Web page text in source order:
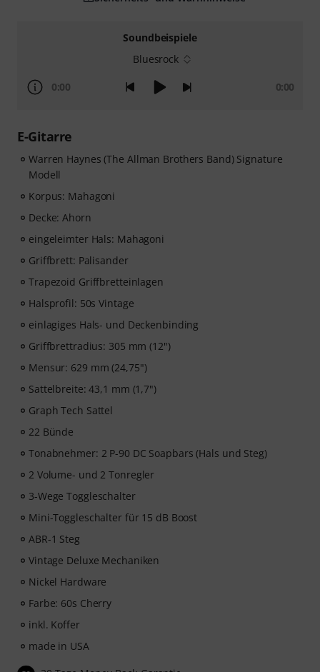
Soundbeispiele
Bluesrock
0:00 0:00
E-Gitarre
Warren Haynes (The Allman Brothers Band) Signature
Modell
Korpus: Mahagoni
Decke: Ahorn
eingeleimter Hals: Mahagoni
Griffbrett: Palisander
Trapezoid Griffbretteinlagen
Halsprofil: 50s Vintage
einlagiges Hals- und Deckenbinding
Griffbrettradius: 305 mm (12")
Mensur: 629 mm (24,75")
Sattelbreite: 43,1 mm (1,7")
Graph Tech Sattel
22 Bünde
Tonabnehmer: 2 P-90 DC Soapbars (Hals und Steg)
2 Volume- und 2 Tonregler
3-Wege Toggleschalter
Mini-Toggleschalter für 15 dB Boost
ABR-1 Steg
Vintage Deluxe Mechaniken
Nickel Hardware
Farbe: 60s Cherry
inkl. Koffer
made in USA